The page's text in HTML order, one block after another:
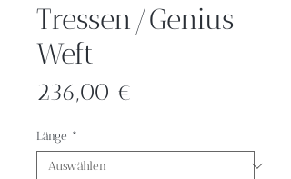
Tressen/Genius
Weft
236,00 €
Länge *